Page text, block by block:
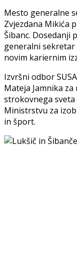
Mesto generalne
Zvjezdana Mikića
Šibanc. Dosedanji
generalni sekretar
novim kariernim
Izvršni odbor
Mateja Jamnika za
strokovnega sveta
Ministrstvu za
in šport.